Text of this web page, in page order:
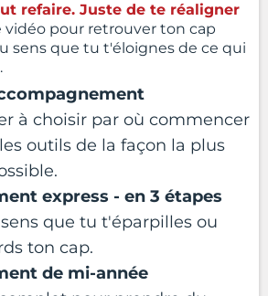
refaire. Juste de te réaligner
vidéo pour retrouver ton cap
sens que tu t'éloignes de ce qui
à choisir par où commencer
outils de la façon la plus
express - en 3 étapes
que tu t'éparpilles ou
ton cap.
de mi-année